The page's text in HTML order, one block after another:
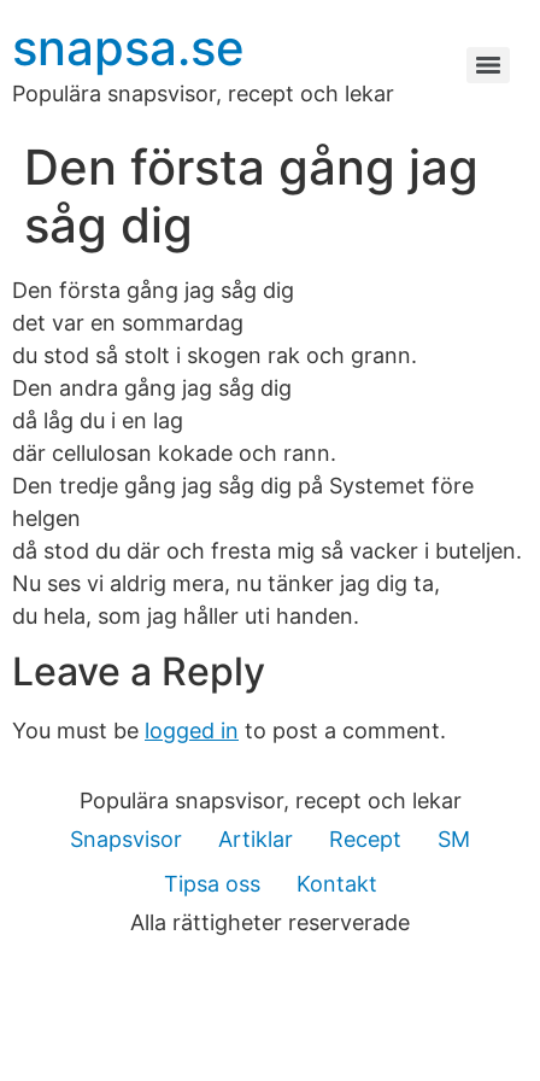
snapsa.se
Populära snapsvisor, recept och lekar
Den första gång jag
såg dig
Den första gång jag såg dig
det var en sommardag
du stod så stolt i skogen rak och grann.
Den andra gång jag såg dig
då låg du i en lag
där cellulosan kokade och rann.
Den tredje gång jag såg dig på Systemet före
helgen
då stod du där och fresta mig så vacker i buteljen.
Nu ses vi aldrig mera, nu tänker jag dig ta,
du hela, som jag håller uti handen.
Leave a Reply
You must be logged in to post a comment.
Populära snapsvisor, recept och lekar
Snapsvisor
Artiklar Recept
SM
Tipsa oss
Kontakt
Alla rättigheter reserverade